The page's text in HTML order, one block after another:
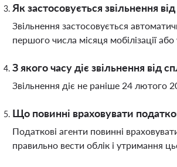
Як застосовується звільнення
Звільнення застосовується
першого числа місяця мобілізації
З якого часу діє звільнення від
Звільнення діє не раніше 24 лютого
Що повинні враховувати
Податкові агенти повинні
правильно вести облік і утримання